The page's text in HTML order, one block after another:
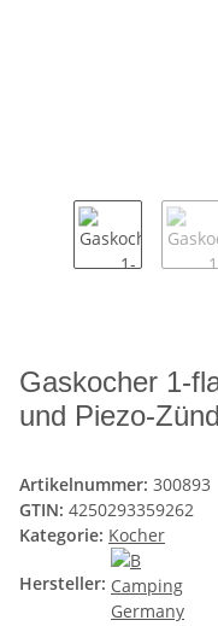
Gaskocher 1-
und Piezo-
Artikelnummer: 300893
GTIN: 4250293359262
Kategorie: Kocher
Hersteller: